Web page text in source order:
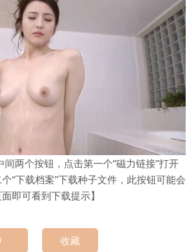
两个按钮，点击第一个“磁力链接”打开
“下载档案”下载种子文件，此按钮可能会
即可看到下载提示】
收藏